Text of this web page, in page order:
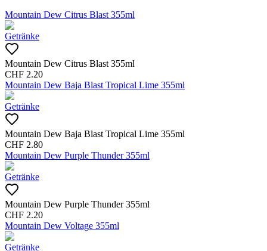
Mountain Dew Citrus Blast 355ml
Getränke
Mountain Dew Citrus Blast 355ml
CHF 2.20
Mountain Dew Baja Blast Tropical Lime 355ml
Getränke
Mountain Dew Baja Blast Tropical Lime 355ml
CHF 2.80
Mountain Dew Purple Thunder 355ml
Getränke
Mountain Dew Purple Thunder 355ml
CHF 2.20
Mountain Dew Voltage 355ml
Getränke